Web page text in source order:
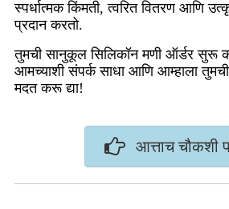
स्पर्धात्मक किंमती, त्वरित वितरण आणि
प्रदान करतो.
तुमची सानुकूल सिलिकॉन मणी ऑर्डर सुरू
आमच्याशी संपर्क साधा आणि आम्हाला
मदत करू द्या!
आत्ताच चौकशी